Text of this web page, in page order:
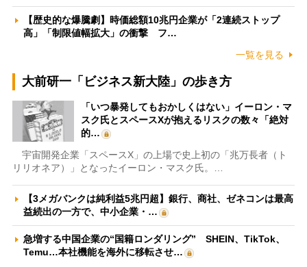
【歴史的な爆騰劇】時価総額10兆円企業が「2連続ストップ
高」「制限値幅拡大」の衝撃 フ…
一覧を見る
大前研一「ビジネス新大陸」の歩き方
「いつ暴発してもおかしくはない」イーロン・マ
スク氏とスペースXが抱えるリスクの数々「絶対
的…
宇宙開発企業「スペースX」の上場で史上初の「兆万長者（ト
リリオネア）」となったイーロン・マスク氏。…
【3メガバンクは純利益5兆円超】銀行、商社、ゼネコンは最高
益続出の一方で、中小企業・…
急増する中国企業の“国籍ロンダリング” SHEIN、TikTok、
Temu…本社機能を海外に移転させ…